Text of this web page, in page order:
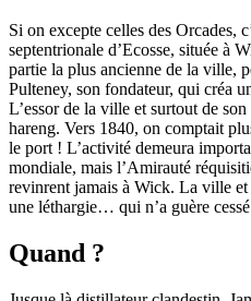
Si on excepte celles des Orcades,
septentrionale d’Ecosse, située à
partie la plus ancienne de la ville,
Pulteney, son fondateur, qui créa
L’essor de la ville et surtout de
hareng. Vers 1840, on comptait
le port ! L’activité demeura
mondiale, mais l’Amirauté
revinrent jamais à Wick. La ville
une léthargie… qui n’a guère
Quand ?